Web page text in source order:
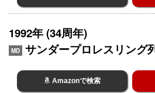
1992年 (34周年)
MD サンダープロレスリング
Amazonで検索